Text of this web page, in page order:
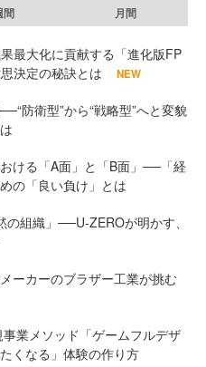
間 月間
最大化に貢献する「進化版FP
決定の秘訣とは
NEW
防衛型”から“戦略型”へと変貌
ける「A面」と「B面」──「経
の「良い負け」とは
組織」──U-ZEROが明かす、
ーカーのブラザー工業が挑む
業メソッド「ゲームフルデザ
くなる」体験の作り方